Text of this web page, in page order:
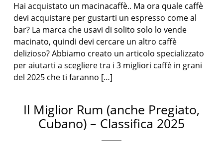
Hai acquistato un macinacaffè.. Ma ora quale caffè
devi acquistare per gustarti un espresso come al
bar? La marca che usavi di solito solo lo vende
macinato, quindi devi cercare un altro caffè
delizioso? Abbiamo creato un articolo specializzato
per aiutarti a scegliere tra i 3 migliori caffè in grani
del 2025 che ti faranno […]
Il Miglior Rum (anche Pregiato,
Cubano) – Classifica 2025